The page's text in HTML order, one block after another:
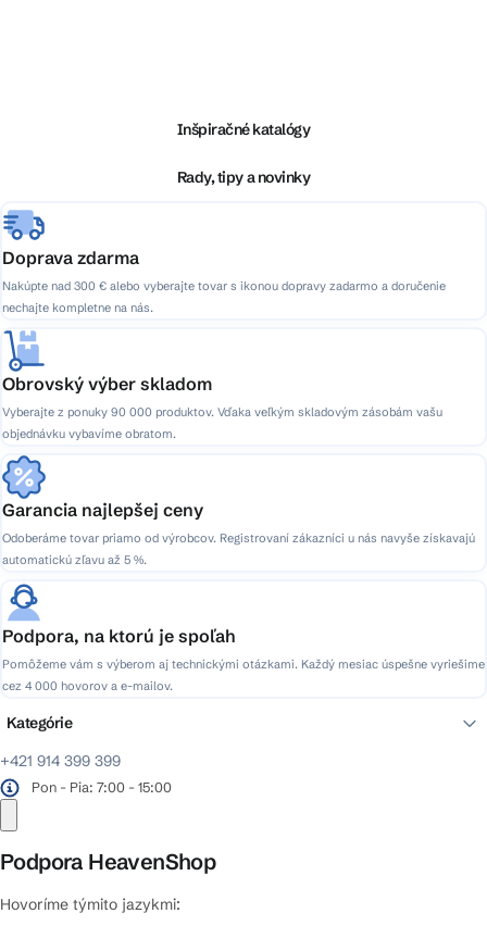
e
Inšpiračné katalógy
Rady, tipy a novinky
Doprava zdarma
Nakúpte nad 300 € alebo vyberajte tovar s ikonou dopravy zadarmo a doručenie
nechajte kompletne na nás.
Obrovský výber skladom
Vyberajte z ponuky 90 000 produktov. Vďaka veľkým skladovým zásobám vašu
objednávku vybavíme obratom.
Garancia najlepšej ceny
Odoberáme tovar priamo od výrobcov. Registrovaní zákazníci u nás navyše získavajú
automatickú zľavu až 5 %.
Podpora, na ktorú je spoľah
Pomôžeme vám s výberom aj technickými otázkami. Každý mesiac úspešne vyriešime
cez 4 000 hovorov a e-mailov.
+421 914 399 399
Pon - Pia: 7:00 - 15:00
Podpora HeavenShop
Hovoríme týmito jazykmi:
Kategórie